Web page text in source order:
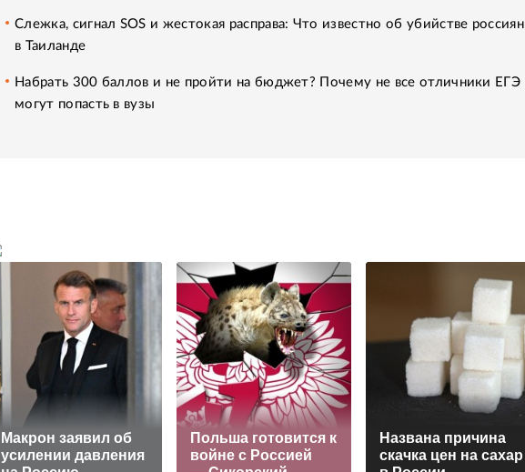
Слежка, сигнал SOS и жестокая расправа: Что известно об убийстве россиян
в Таиланде
Набрать 300 баллов и не пройти на бюджет? Почему не все отличники ЕГЭ
могут попасть в вузы
Макрон заявил об
усилении давления
Польша готовится к
войне с Россией
Названа причина
скачка цен на сахар